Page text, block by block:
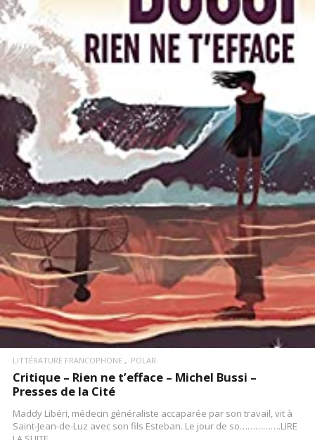
LIRE LA SUITE
LITTÉRATURE FRANCOPHONE POLAR
Critique – Rien ne t’efface – Michel Bussi –
Presses de la Cité
Maddy Libéri, médecin généraliste accaparée par son travail, vit à
Saint-Jean-de-Luz avec son fils Esteban. Le jour de so…………….LIRE